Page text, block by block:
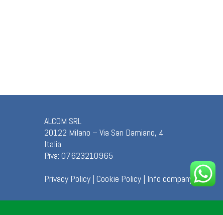
ALCOM SRL
20122 Milano – Via San Damiano, 4
Italia
P.iva: 07623210965
Privacy Policy| Cookie Policy| Info company